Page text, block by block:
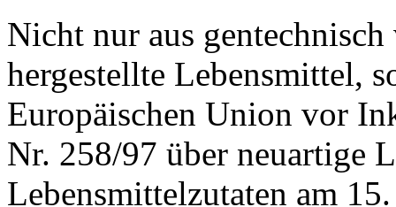
Nicht nur aus
hergestellte Lebensmittel,
Europäischen Union vor
Nr. 258/97 über neuartige
Lebensmittelzutaten am